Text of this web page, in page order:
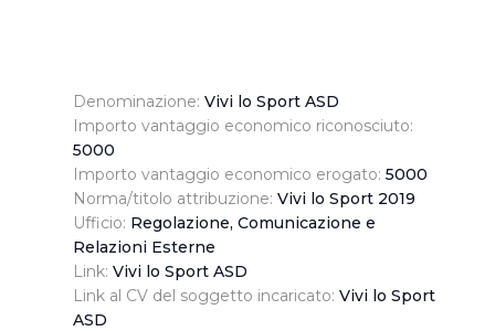
della condivisione di informazioni sopra indicata.
Cliccando su "Rifiuta" o sulla "X" posizionata in alto a
destra in questo banner l’Utente rifiuta tutti i cookie con
la sola eccezione dei cookie tecnici. La chiusura del
presente banner comporta il permanere delle
impostazioni di default e dunque la continuazione della
navigazione in assenza di cookie o altri sistemi di
tracciamento ad esclusione di quelli tecnici
Denominazione: Vivi lo Sport ASD
Importo vantaggio economico riconosciuto:
5000
Importo vantaggio economico erogato: 5000
Norma/titolo attribuzione: Vivi lo Sport 2019
Ufficio: Regolazione, Comunicazione e
Relazioni Esterne
Link: Vivi lo Sport ASD
Link al CV del soggetto incaricato: Vivi lo Sport
ASD